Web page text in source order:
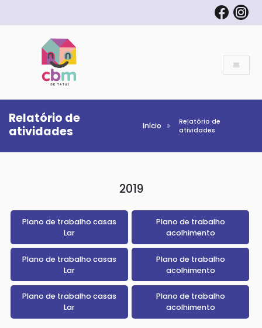
Relatório de
atividades
Início
Relatório de
atividades
2019
Plano de trabalho casas
Lar
Plano de trabalho
acolhimento
Plano de trabalho casas
Lar
Plano de trabalho
acolhimento
Plano de trabalho casas
Lar
Plano de trabalho
acolhimento